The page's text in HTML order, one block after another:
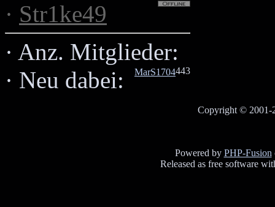
· Str1ke49
· Anz. Mitglieder:
443
· Neu dabei: MarS1704
Copyright © 2001-
Powered by PHP-Fusion
Released as free software